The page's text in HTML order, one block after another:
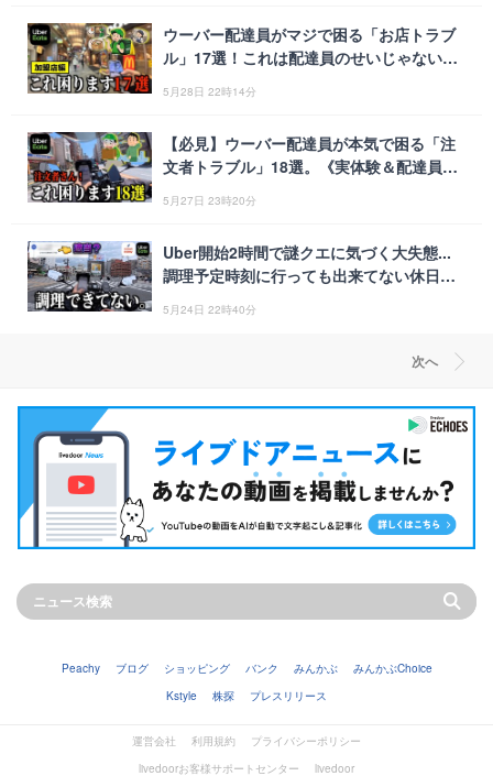
ウーバー配達員がマジで困る「お店トラブ
ル」17選！これは配達員のせいじゃない…
5月28日 22時14分
【必見】ウーバー配達員が本気で困る「注
文者トラブル」18選。《実体験＆配達員の
5月27日 23時20分
Uber開始2時間で謎クエに気づく大失態...
調理予定時刻に行っても出来てない休日稼
員》
5月24日 22時40分
次へ
Peachy ブログ ショッピング バンク みんかぶ
みんかぶChoice
Kstyle
株探 プレスリリース
運営会社 利用規約
プライバシーポリシー
livedoorお客様サポートセンター
livedoor